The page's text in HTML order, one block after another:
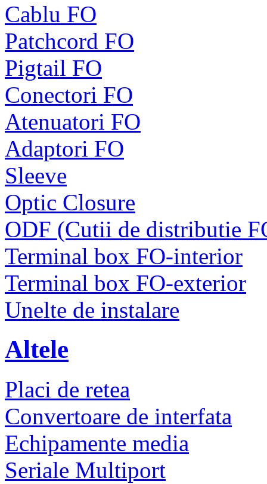
Cablu FO
Patchcord FO
Pigtail FO
Conectori FO
Atenuatori FO
Adaptori FO
Sleeve
Optic Closure
ODF (Cutii de distributie
Terminal box FO-interior
Terminal box FO-exterior
Unelte de instalare
Altele
Placi de retea
Convertoare de interfata
Echipamente media
Seriale Multiport